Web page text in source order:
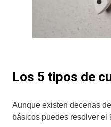
Los 5 tipos de
Aunque existen decenas de
básicos puedes resolver el